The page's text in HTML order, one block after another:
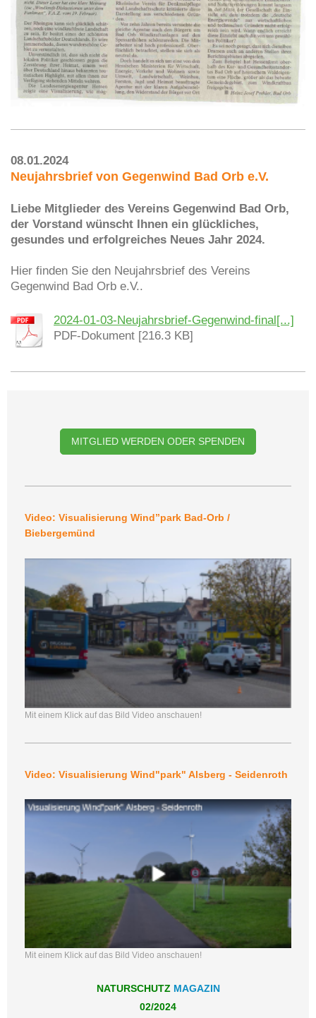
08.01.2024
Neujahrsbrief von Gegenwind Bad Orb e.V.
Liebe Mitglieder des Vereins Gegenwind Bad Orb,
der Vorstand wünscht Ihnen ein glückliches,
gesundes und erfolgreiches Neues Jahr 2024.
Hier finden Sie den Neujahrsbrief des Vereins
Gegenwind Bad Orb e.V..
2024-01-03-Neujahrsbrief-Gegenwind-final[...]
PDF-Dokument [216.3 KB]
MITGLIED WERDEN ODER SPENDEN
Video: Visualisierung Wind”park Bad-Orb /
Biebergemünd
Mit einem Klick auf das Bild Video anschauen!
Video: Visualisierung Wind"park" Alsberg - Seidenroth
Mit einem Klick auf das Bild Video anschauen!
NATURSCHUTZ MAGAZIN
02/2024